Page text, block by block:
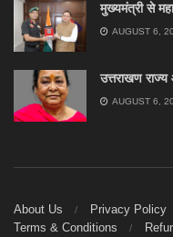
मुख्यमंत्री से
AUGUST 6,
उत्तराखण राज्य
AUGUST 6,
About Us Privacy Policy
Terms & Conditions